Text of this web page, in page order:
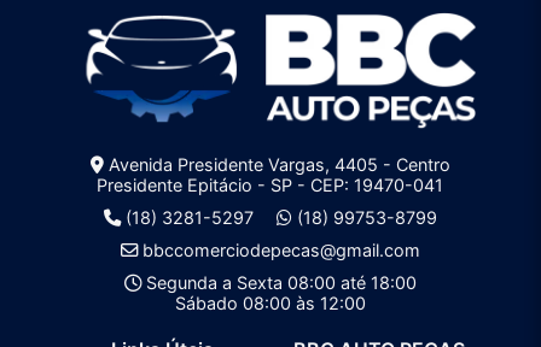
Avenida Presidente Vargas, 4405 - Centro
Presidente Epitácio - SP - CEP: 19470-041
(18) 3281-5297
(18) 99753-8799
bbccomerciodepecas@gmail.com
Segunda a Sexta 08:00 até 18:00
Sábado 08:00 às 12:00